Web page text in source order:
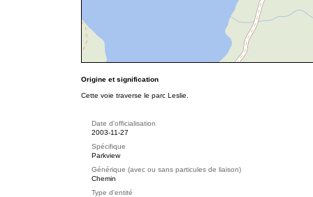
Origine et signification
Cette voie traverse le parc Leslie.
Date d'officialisation
2003-11-27
Spécifique
Parkview
Générique (avec ou sans particules de liaison)
Chemin
Type d'entité